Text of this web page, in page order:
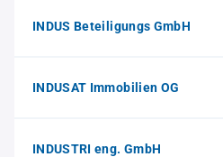
INDUS Beteiligungs GmbH
INDUSAT Immobilien OG
INDUSTRI eng. GmbH